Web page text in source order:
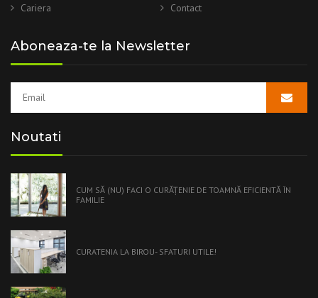
Cariera Contact
Aboneaza-te la Newsletter
Noutati
CUM SĂ (NU) FACI O CURĂŢENIE DE TOAMNĂ EFICIENTĂ ÎN
FAMILIE
CURATENIA LA BIROU- SFATURI UTILE!